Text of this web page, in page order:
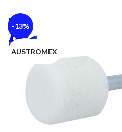
-13%
AUSTROMEX